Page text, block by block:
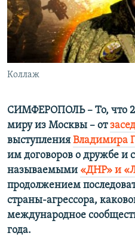
ПОБЕДИТЕЛЕЙ НЕ СУДЯТ?
КРЫМ.НЕПОКОРЕННЫЙ
ELIFBE
УКРАИНСКАЯ ПРОБЛЕМА КРЫМА
ПРИСОЕДИНЯЙТЕСЬ!
Коллаж
СИМФЕРОПОЛЬ – То, что
миру из Москвы – от
выступления Владимира
им договоров о дружбе и
называемыми «ДНР» и
продолжением
страны-агрессора,
международное
года.